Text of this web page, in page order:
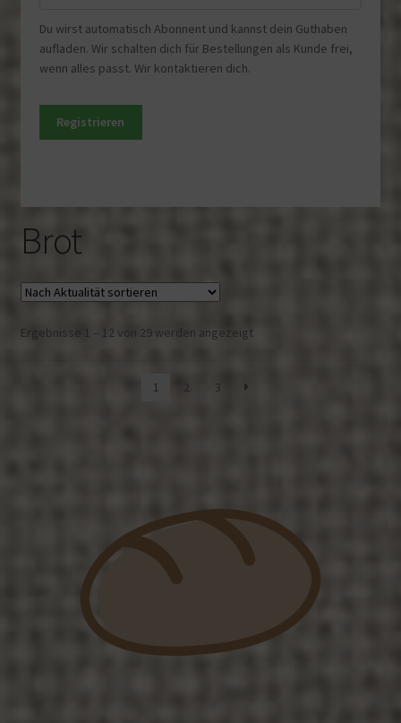
Du wirst automatisch Abonnent und kannst dein Guthaben
aufladen. Wir schalten dich für Bestellungen als Kunde frei,
wenn alles passt. Wir kontaktieren dich.
Registrieren
Brot
Ergebnisse 1 – 12 von 29 werden angezeigtNach
1
2 3